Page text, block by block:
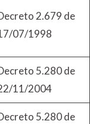
2.679 de
07/1998
5.280 de
11/2004
5.280 de